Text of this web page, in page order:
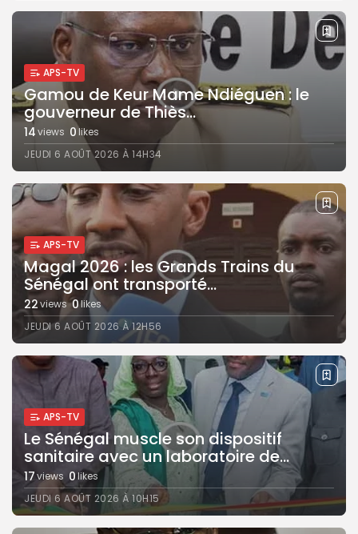
APS-TV
Gamou de Keur Mame Ndiéguen : le
gouverneur de Thiès...
14views 0likes
JEUDI 6 AOÛT 2026 À 14H34
APS-TV
Magal 2026 : les Grands Trains du
Sénégal ont transporté...
22views 0likes
JEUDI 6 AOÛT 2026 À 12H56
APS-TV
Le Sénégal muscle son dispositif
sanitaire avec un laboratoire de...
17views 0likes
JEUDI 6 AOÛT 2026 À 10H15